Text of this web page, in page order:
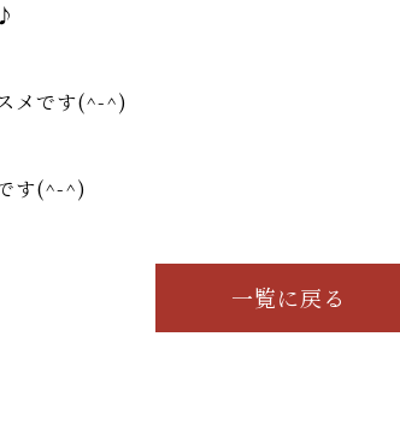
メです(^-^)
す(^-^)
一覧に戻る